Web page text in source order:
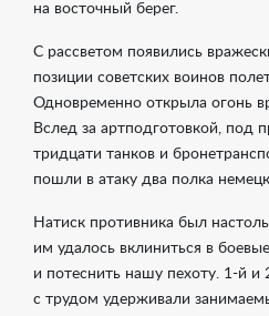
на восточный берег.
С рассветом появились
позиции советских воинов
Одновременно открыла огонь
Вслед за артподготовкой, под
тридцати танков и
пошли в атаку два полка
Натиск противника был
им удалось вклиниться в
и потеснить нашу пехоту. 1-й и
с трудом удерживали